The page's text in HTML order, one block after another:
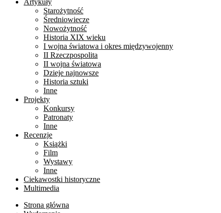
Artykuły
Starożytność
Średniowiecze
Nowożytność
Historia XIX wieku
I wojna światowa i okres międzywojenny
II Rzeczpospolita
II wojna światowa
Dzieje najnowsze
Historia sztuki
Inne
Projekty
Konkursy
Patronaty
Inne
Recenzje
Książki
Film
Wystawy
Inne
Ciekawostki historyczne
Multimedia
Strona główna